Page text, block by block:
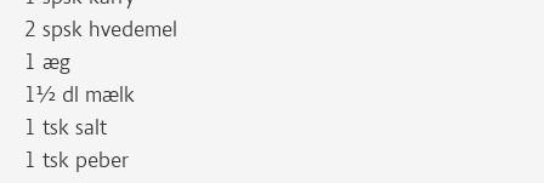
2 spsk hvedemel
1 æg
1½ dl mælk
1 tsk salt
1 tsk peber